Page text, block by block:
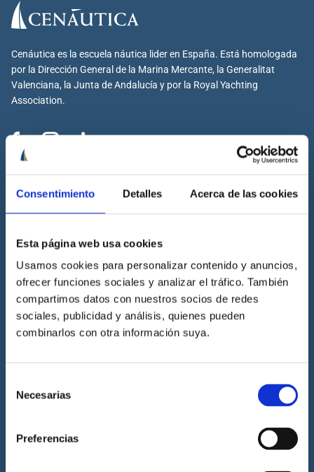
Consentimiento Detalles Acerca de las cookies
Esta página web usa cookies
Usamos cookies para personalizar contenido y anuncios,
ofrecer funciones sociales y analizar el tráfico. También
compartimos datos con nuestros socios de redes
sociales, publicidad y análisis, quienes pueden
combinarlos con otra información suya.
Necesarias
Preferencias
Cenáutica es la escuela náutica lider en España. Está homologada
por la Dirección General de la Marina Mercante, la Generalitat
Valenciana, la Junta de Andalucía y por la Royal Yachting
Association.
Escuela náutica
Contacta con Cenáutica
Historia de Cenáutica
Trabaja con Cenáutica
Sala de prensa
Preguntas frecuentes
Prácticas de titulaciones náuticas